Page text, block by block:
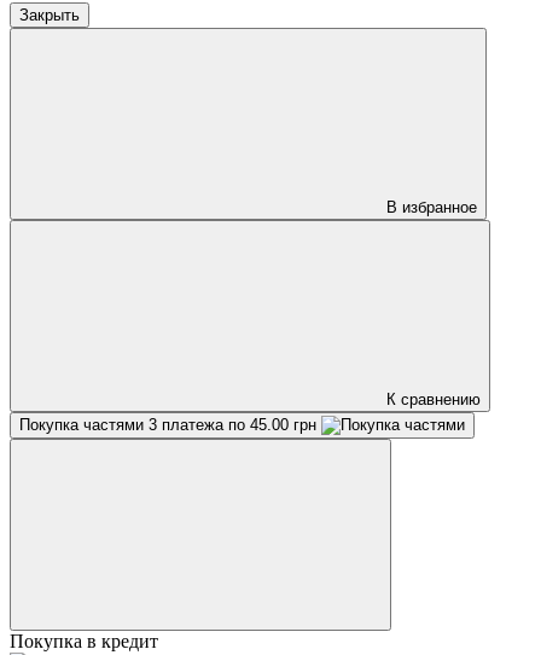
Закрыть
В избранное
К сравнению
Покупка частями 3 платежа по 45.00 грн
Покупка в кредит